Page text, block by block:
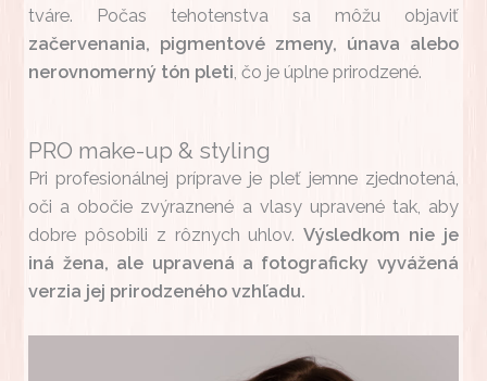
tváre. Počas tehotenstva sa môžu objaviť
začervenania, pigmentové zmeny, únava alebo
nerovnomerný tón pleti, čo je úplne prirodzené.
PRO make-up & styling
Pri profesionálnej príprave je pleť jemne zjednotená,
oči a obočie zvýraznené a vlasy upravené tak, aby
dobre pôsobili z rôznych uhlov.Výsledkom nie je
iná žena, ale upravená a fotograficky vyvážená
verzia jej prirodzeného vzhľadu.